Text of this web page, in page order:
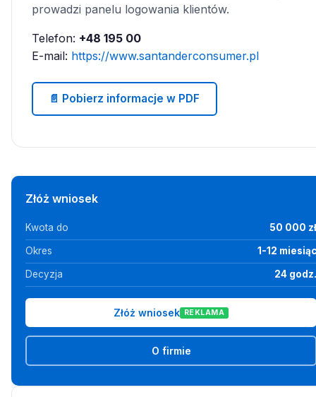
prowadzi panelu logowania klientów.
Telefon: +48 195 00
E-mail: https://www.santanderconsumer.pl
📄 Pobierz informacje w PDF
Złóż wniosek
Kwota do 50 000 zł
Okres 1-12 miesiąc
Decyzja 24 godz.
Złóż wniosek REKLAMA
O firmie